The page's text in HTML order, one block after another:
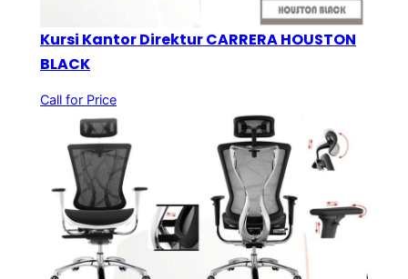
Kursi Kantor Direktur CARRERA HOUSTON
BLACK
Call for Price